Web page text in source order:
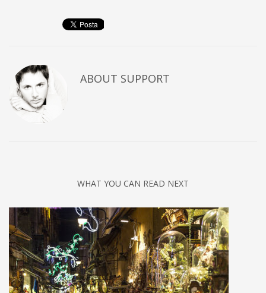
ABOUT SUPPORT
WHAT YOU CAN READ NEXT